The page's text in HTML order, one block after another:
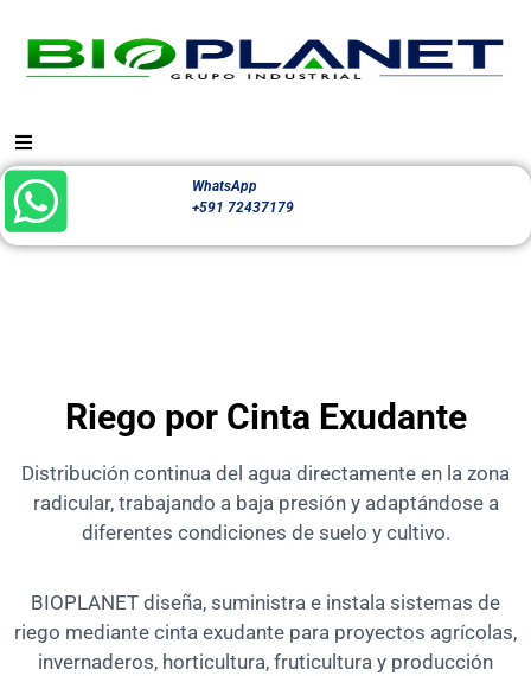
WhatsApp
+591 72437179
Riego por Cinta Exudante
Distribución continua del agua directamente en la zona
radicular, trabajando a baja presión y adaptándose a
diferentes condiciones de suelo y cultivo.
BIOPLANET diseña, suministra e instala sistemas de
riego mediante cinta exudante para proyectos agrícolas,
invernaderos, horticultura, fruticultura y producción